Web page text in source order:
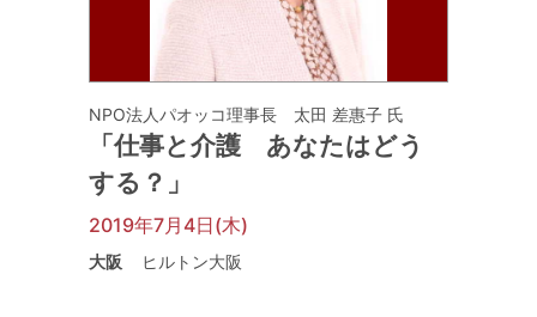
NPO法人パオッコ理事長 太田 差惠子 氏
「仕事と介護 あなたはどう
する？」
2019年7月4日(木)
大阪 ヒルトン大阪